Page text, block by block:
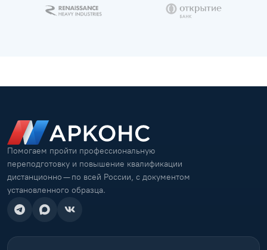
Помогаем пройти профессиональную
переподготовку и повышение квалификации
дистанционно — по всей России, с документом
установленного образца.